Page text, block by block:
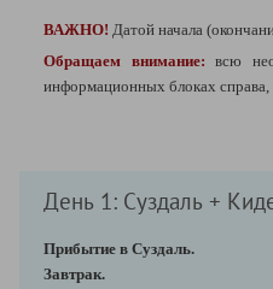
ВАЖНО! Датой начала
Обращаем внимание: всю
информационных блоках
День 1: Суздаль +
Прибытие в Суздаль.
Завтрак.